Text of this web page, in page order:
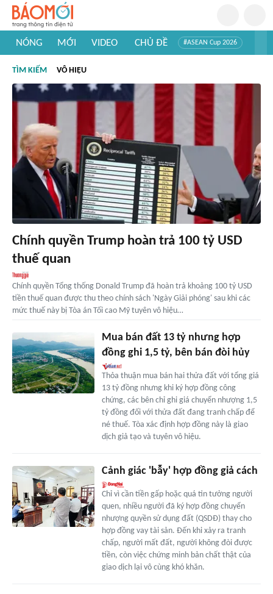
NÓNG MỚI VIDEO CHỦ ĐỀ #ASEAN Cup 2026
#Khám phá thế giới
TÌM KIẾM VÔ HIỆU
Chính quyền Trump hoàn trả 100 tỷ USD
thuế quan
Chính quyền Tổng thống Donald Trump đã hoàn trả khoảng 100 tỷ USD
tiền thuế quan được thu theo chính sách 'Ngày Giải phóng' sau khi các
mức thuế này bị Tòa án Tối cao Mỹ tuyên vô hiệu…
Mua bán đất 13 tỷ nhưng hợp
đồng ghi 1,5 tỷ, bên bán đòi hủy
Thỏa thuận mua bán hai thửa đất với tổng giá
13 tỷ đồng nhưng khi ký hợp đồng công
chứng, các bên chỉ ghi giá chuyển nhượng 1,5
tỷ đồng đối với thửa đất đang tranh chấp để
né thuế. Tòa xác định hợp đồng này là giao
dịch giả tạo và tuyên vô hiệu.
Cảnh giác 'bẫy' hợp đồng giả cách
Chỉ vì cần tiền gấp hoặc quá tin tưởng người
quen, nhiều người đã ký hợp đồng chuyển
nhượng quyền sử dụng đất (QSDÐ) thay cho
hợp đồng vay tài sản. Ðến khi xảy ra tranh
chấp, người mất đất, người không đòi được
tiền, còn việc chứng minh bản chất thật của
giao dịch lại vô cùng khó khăn.